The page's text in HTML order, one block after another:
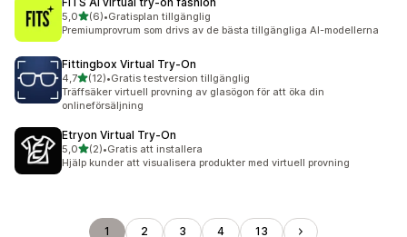
5,0av 5 stjärnor
(6)
6 recensioner totalt
•Gratisplan tillgänglig
Premiumprovrum som drivs av de bästa tillgängliga AI-modellerna
Fittingbox Virtual Try‑On
4,7av 5 stjärnor
(12)
12 recensioner totalt
•Gratis testversion tillgänglig
Träffsäker virtuell provning av glasögon för att öka din
onlineförsäljning
Etryon Virtual Try‑On
5,0av 5 stjärnor
(2)
2 recensioner totalt
•Gratis att installera
Hjälp kunder att visualisera produkter med virtuell provning
1 2 3 4 13